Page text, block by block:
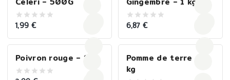
0
of
5
1,99 €
0
of
5
6,87€
Poivron rouge – 1KG
Pomme de terre – 1
kg